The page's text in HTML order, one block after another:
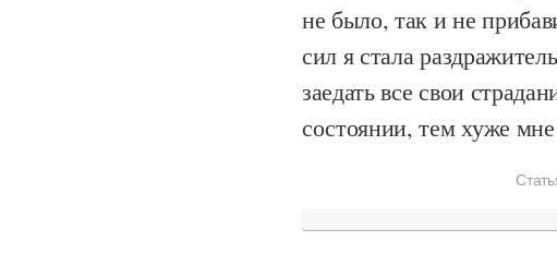
не было, так и не
сил я стала
заедать все свои
состоянии, тем хуже